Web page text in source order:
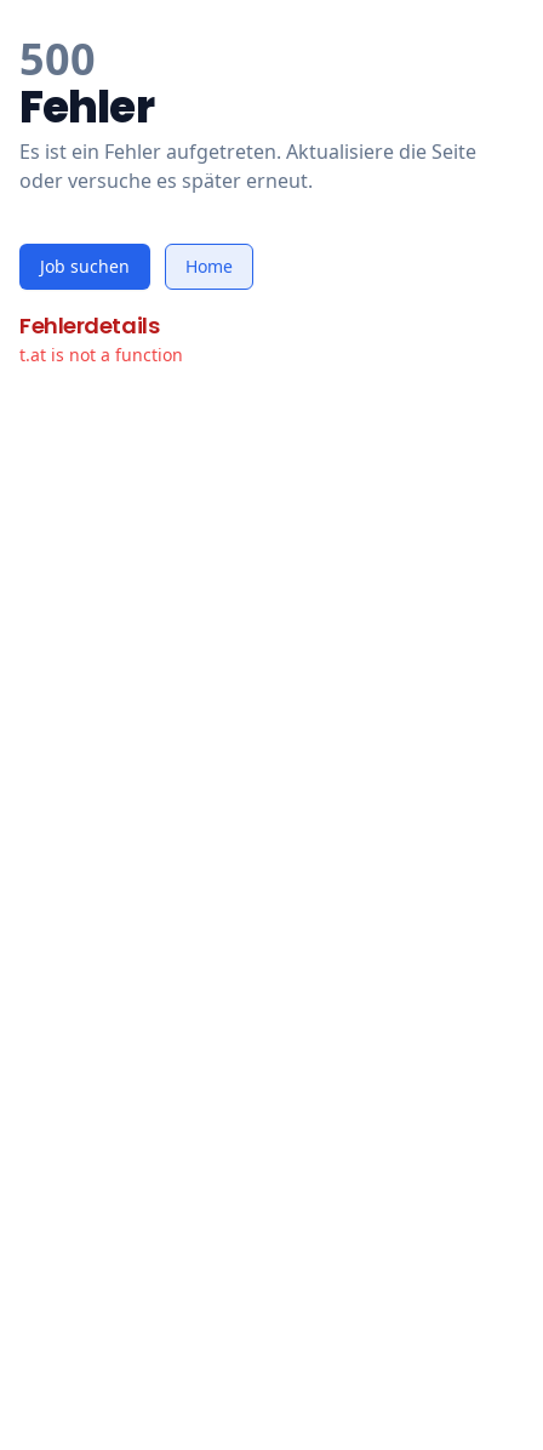
500
Fehler
Es ist ein Fehler aufgetreten. Aktualisiere die Seite
oder versuche es später erneut.
Job suchen Home
Fehlerdetails
t.at is not a function